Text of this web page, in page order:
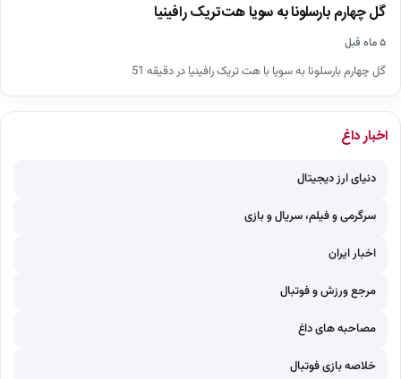
گل چهارم بارسلونا به سویا هت‌تریک رافینیا
۵ ماه قبل
گل چهارم بارسلونا به سویا با هت تریک رافینیا در دقیقه 51
اخبار داغ
دنیای ارز دیجیتال
سرگرمی و فیلم، سریال و بازی
اخبار ایران
مرجع ورزش و فوتبال
مصاحبه های داغ
خلاصه بازی فوتبال